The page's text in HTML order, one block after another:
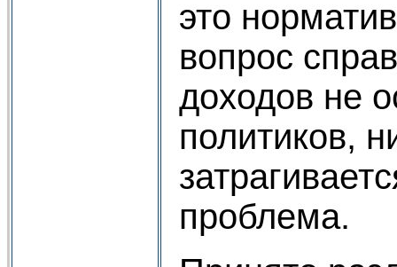
это
вопрос
доходов не
политиков,
проблема.